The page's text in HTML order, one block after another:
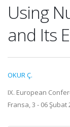
Using
and Its
OKUR Ç.
IX. European
Fransa, 3 - 06 Şubat